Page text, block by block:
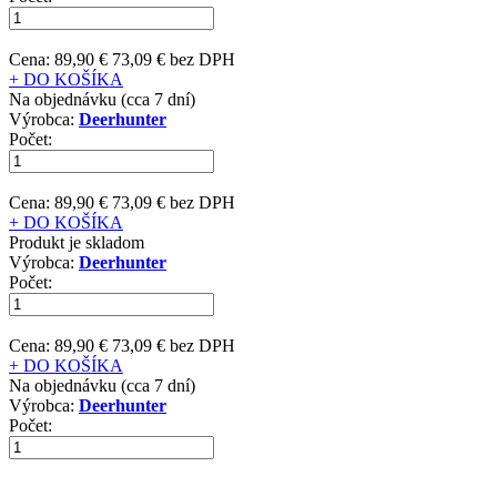
Cena: 89,90 € 73,09 € bez DPH
+ DO KOŠÍKA
Na objednávku (cca 7 dní)
Výrobca: Deerhunter
Počet:
Cena: 89,90 € 73,09 € bez DPH
+ DO KOŠÍKA
Produkt je skladom
Výrobca: Deerhunter
Počet:
Cena: 89,90 € 73,09 € bez DPH
+ DO KOŠÍKA
Na objednávku (cca 7 dní)
Výrobca: Deerhunter
Počet: